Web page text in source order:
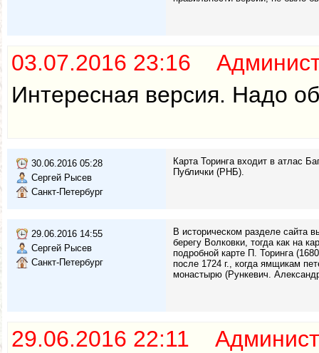
03.07.2016 23:16
Интересная версия. Надо
30.06.2016 05:28
Сергей Рысев
Санкт-Петербург
Карта Торинга входит в атлас
Публички (РНБ).
29.06.2016 14:55
Сергей Рысев
Санкт-Петербург
В историческом разделе сайта
берегу Волковки, тогда как на
подробной карте П. Торинга
после 1724 г., когда ямщикам
монастырю (Рункевич.
29.06.2016 22:11